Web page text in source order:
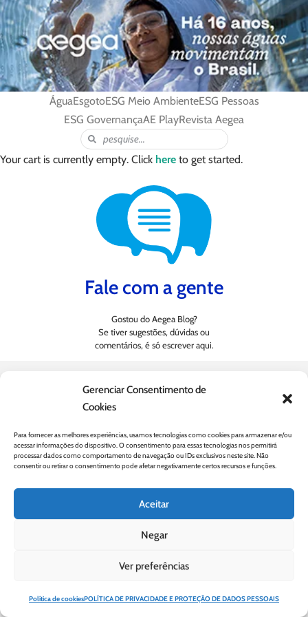
Gerenciar Consentimento de
Cookies
Para fornecer as melhores experiências, usamos tecnologias como cookies para armazenar e/ou
acessar informações do dispositivo. O consentimento para essas tecnologias nos permitirá
processar dados como comportamento de navegação ou IDs exclusivos neste site. Não
consentir ou retirar o consentimento pode afetar negativamente certos recursos e funções.
Aceitar
Negar
Ver preferências
Política de cookiesPOLÍTICA DE PRIVACIDADE E PROTEÇÃO DE DADOS PESSOAIS
ÁguaEsgotoESG Meio AmbienteESG Pessoas
ESG GovernançaAE PlayRevista Aegea
Your cart is currently empty. Click here to get started.
Fale com a gente
Gostou do Aegea Blog?
Se tiver sugestões, dúvidas ou
comentários, é só escrever aqui.
Proteção de Dados